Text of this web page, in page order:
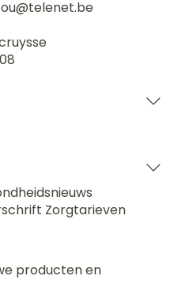
telenet.be
Zorgtarieven
producten en